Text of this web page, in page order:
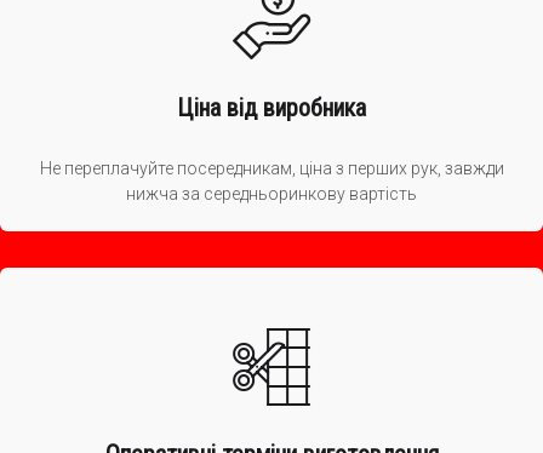
Ціна від виробника
Не переплачуйте посередникам, ціна з перших рук, завжди
нижча за середньоринкову вартість